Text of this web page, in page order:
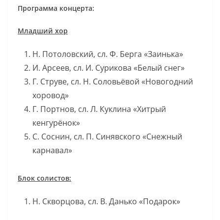
Программа концерта:
Младший хор
Н. Потоловский, сл. Ф. Берга «Заинька»
И. Арсеев, сл. И. Сурикова «Белый снег»
Г. Струве, сл. Н. Соловьёвой «Новогодний
хоровод»
Г. Портнов, сл. Л. Куклина «Хитрый
кенгурёнок»
С. Соснин, сл. П. Синявского «Снежный
карнавал»
Блок солистов:
Н. Скворцова, сл. В. Данько «Подарок»